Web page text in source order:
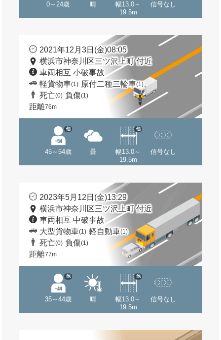
0～24歳 晴
幅13.0～
19.5m
信号なし
2021年12月3日(金)08:05
横浜市神奈川区三ツ沢上町 付近
車両相互 小破事故
軽貨物車(1) 原付二種二輪車(1)
死亡(0) 負傷(1)
距離76m
45～54歳
他
曇
幅13.0～
19.5m
他
信号なし
2023年5月12日(金)13:29
横浜市神奈川区三ツ沢上町 付近
車両相互 中破事故
大型貨物車(1) 軽自動車(1)
死亡(0) 負傷(1)
距離77m
35～44歳
他
晴
幅13.0～
19.5m
他
信号なし